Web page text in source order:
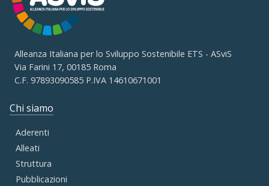
Alleanza Italiana per lo Sviluppo Sostenibile ETS - ASviS
Via Farini 17, 00185 Roma
C.F. 97893090585 P.IVA 14610671001
Chi siamo
Aderenti
Alleati
Struttura
Pubblicazioni